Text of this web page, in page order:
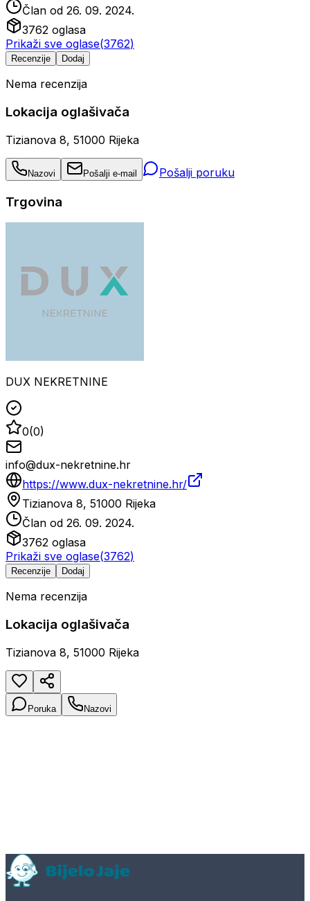
Član od 26. 09. 2024.
3762 oglasa
Prikaži sve oglase(3762)
Recenzije Dodaj
Nema recenzija
Lokacija oglašivača
Tizianova 8, 51000 Rijeka
Nazovi Pošalji e-mail Pošalji poruku
Trgovina
DUX NEKRETNINE
0(0)
info@dux-nekretnine.hr
https://www.dux-nekretnine.hr/
Tizianova 8, 51000 Rijeka
Član od 26. 09. 2024.
3762 oglasa
Prikaži sve oglase(3762)
Recenzije Dodaj
Nema recenzija
Lokacija oglašivača
Tizianova 8, 51000 Rijeka
Poruka Nazovi